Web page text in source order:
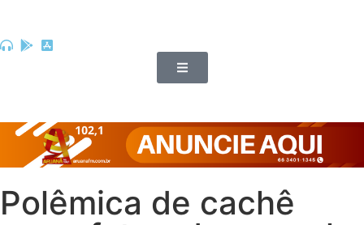
Polêmica de cachê